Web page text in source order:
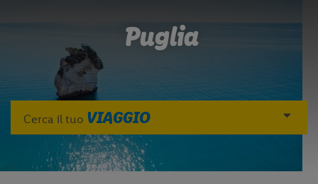
Puglia
Cerca il tuo VIAGGIO